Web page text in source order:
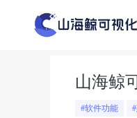
山海鲸
#软件功能